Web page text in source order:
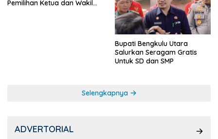
Pemilihan Ketua dan Wakil
Bupati Bengkulu Utara
Salurkan Seragam Gratis
Untuk SD dan SMP
Selengkapnya
ADVERTORIAL